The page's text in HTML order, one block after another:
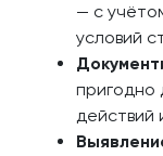
— с
условий
пригодно
действий